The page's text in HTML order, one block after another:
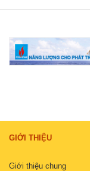
GIỚI THIỆU
Giới thiệu chung